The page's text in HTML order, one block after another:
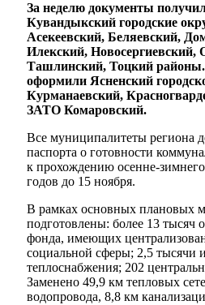
За неделю документы
Кувандыкский городские
Асекеевский, Беляевский,
Илекский, Новосергиевский,
Ташлинский, Тоцкий районы.
оформили Ясненский
Курманаевский,
ЗАТО Комаровский.
Все муниципалитеты региона
паспорта о готовности
к прохождению осенне-
годов до 15 ноября.
В рамках основных плановых
подготовлены: более 13 тысяч
фонда, имеющих
социальной сферы; 2,5 тысячи
теплоснабжения; 202
Заменено 49,9 км тепловых
водопровода, 8,8 км